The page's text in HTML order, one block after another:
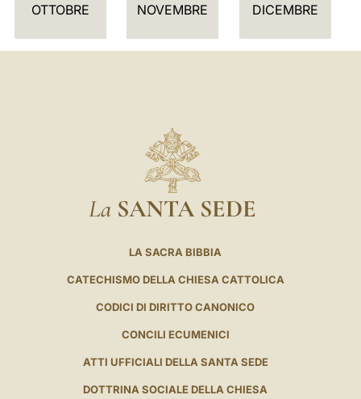
OTTOBRE NOVEMBRE DICEMBRE
La SANTA SEDE
LA SACRA BIBBIA
CATECHISMO DELLA CHIESA CATTOLICA
CODICI DI DIRITTO CANONICO
CONCILI ECUMENICI
ATTI UFFICIALI DELLA SANTA SEDE
DOTTRINA SOCIALE DELLA CHIESA